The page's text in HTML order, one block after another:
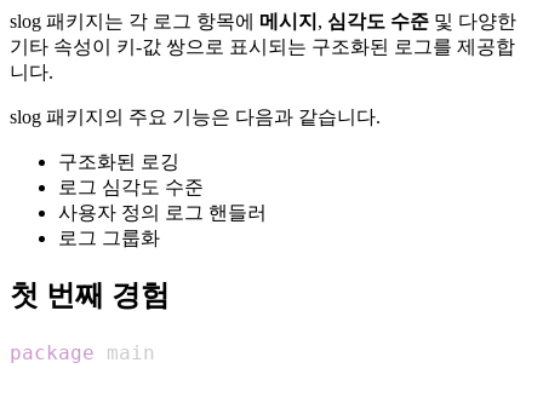
slog 패키지는 각 로그 항목에 메시지 , 심각도 수준 및 다양한
기타 속성이 키-값 쌍으로 표시되는 구조화된 로그를 제공합
니다.
slog 패키지의 주요 기능은 다음과 같습니다.
구조화된 로깅
로그 심각도 수준
사용자 정의 로그 핸들러
로그 그룹화
첫 번째 경험
package